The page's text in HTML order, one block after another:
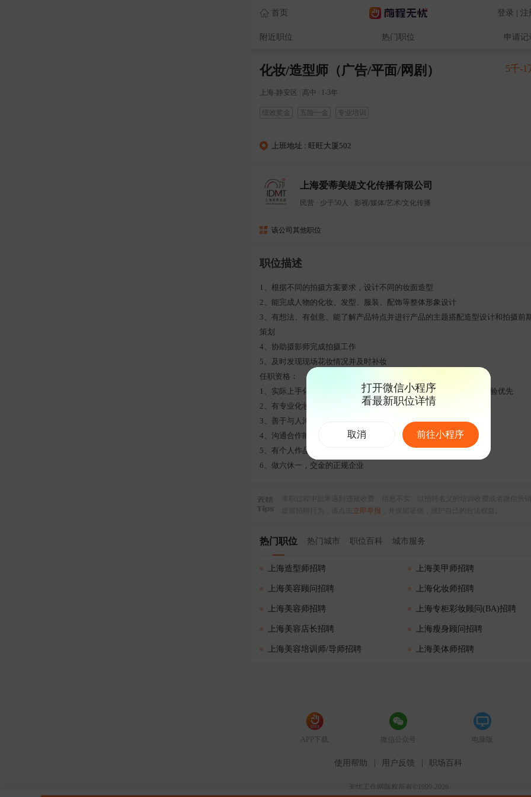
首页 登录 | 注
附近职位 热门职位 申请记
化妆/造型师（广告/平面/网剧） 5千-1
上海-静安区 高中 1-3年
绩效奖金 五险一金 专业培训
上班地址 : 旺旺大厦502
上海爱蒂美缇文化传播有限公司
民营 少于50人 影视/媒体/艺术/文化传播
该公司其他职位
职位描述
1、根据不同的拍摄方案要求，设计不同的妆面造型
2、能完成人物的化妆、发型、服装、配饰等整体形象设计
3、有想法、有创意、能了解产品特点并进行产品的主题搭配造型设计和拍摄前
策划
4、协助摄影师完成拍摄工作
5、及时发现现场花妆情况并及时补妆
任职资格：
1、实际上手化妆经验1-3年以上，有商业广告TVC、影视剧组工作经验优先
2、有专业化妆学校学习经历，有日本、韩国学习妆造经历者优先
3、善于与人沟通，妆面造型清晰自然有自己的想法
4、沟通合作能力强，能很好的团队合作精神
5、有个人作品优先
6、做六休一，交金的正规企业
立即举报
热门职位 热门城市 职位百科 城市服务
上海造型师招聘 上海美甲师招聘
上海美容顾问招聘 上海化妆师招聘
上海美容师招聘 上海专柜彩妆顾问(BA)招聘
上海美容店长招聘 上海瘦身顾问招聘
上海美容培训师/导师招聘 上海美体师招聘
打开微信小程序
看最新职位详情
取消 前往小程序
APP下载 微信公众号 电脑版
使用帮助 用户反馈 职场百科
无忧工作网版权所有©1999-2026